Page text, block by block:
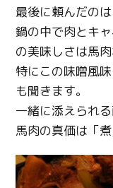
最後に頼んだのは
鍋の中で肉とキ
の美味しさは馬肉
特にこの味噌風
も聞きます。
一緒に添えられ
馬肉の真価は「